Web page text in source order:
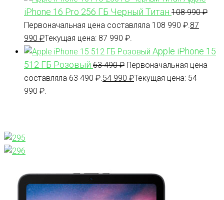
iPhone 16 Pro 256 ГБ Черный Титан 108 990₽
Первоначальная цена составляла 108 990 ₽. 87
990 ₽Текущая цена: 87 990 ₽.
Apple iPhone 15
512 ГБ Розовый 63 490₽ Первоначальная цена
составляла 63 490 ₽. 54 990 ₽Текущая цена: 54
990 ₽.